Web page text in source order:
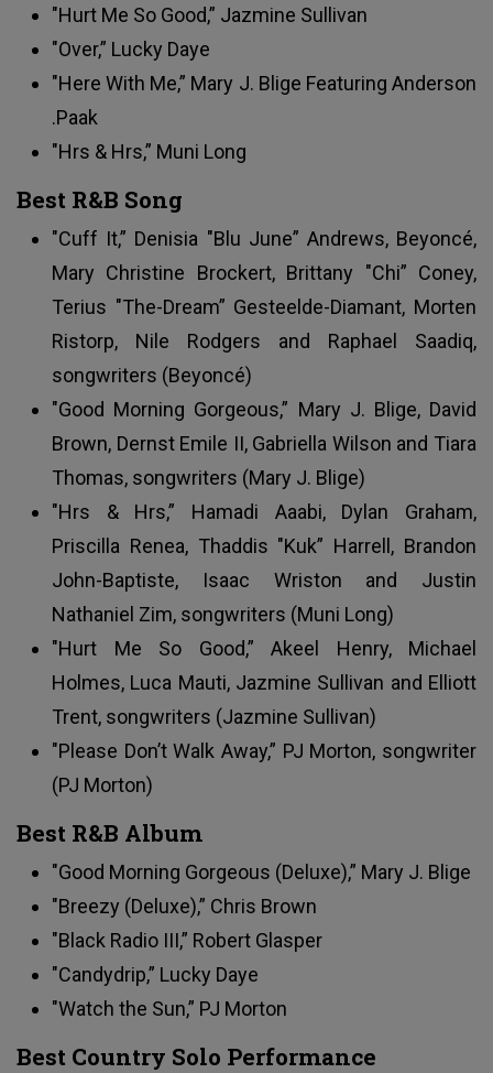
"Hurt Me So Good,” Jazmine Sullivan
"Over,” Lucky Daye
"Here With Me,” Mary J. Blige Featuring Anderson
.Paak
"Hrs & Hrs,” Muni Long
Best R&B Song
"Cuff It,” Denisia "Blu June” Andrews, Beyoncé,
Mary Christine Brockert, Brittany "Chi” Coney,
Terius "The-Dream” Gesteelde-Diamant, Morten
Ristorp, Nile Rodgers and Raphael Saadiq,
songwriters (Beyoncé)
"Good Morning Gorgeous,” Mary J. Blige, David
Brown, Dernst Emile II, Gabriella Wilson and Tiara
Thomas, songwriters (Mary J. Blige)
"Hrs & Hrs,” Hamadi Aaabi, Dylan Graham,
Priscilla Renea, Thaddis "Kuk” Harrell, Brandon
John-Baptiste, Isaac Wriston and Justin
Nathaniel Zim, songwriters (Muni Long)
"Hurt Me So Good,” Akeel Henry, Michael
Holmes, Luca Mauti, Jazmine Sullivan and Elliott
Trent, songwriters (Jazmine Sullivan)
"Please Don’t Walk Away,” PJ Morton, songwriter
(PJ Morton)
Best R&B Album
"Good Morning Gorgeous (Deluxe),” Mary J. Blige
"Breezy (Deluxe),” Chris Brown
"Black Radio III,” Robert Glasper
"Candydrip,” Lucky Daye
"Watch the Sun,” PJ Morton
Best Country Solo Performance